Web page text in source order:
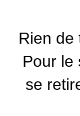
Rien de
Pour le
se